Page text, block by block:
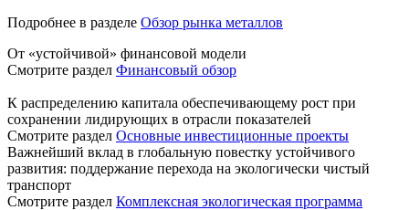
Подробнее в разделе Обзор рынка металлов
От «устойчивой» финансовой модели
Смотрите раздел Финансовый обзор
К распределению капитала обеспечивающему рост при
сохранении лидирующих в отрасли показателей
Смотрите раздел Основные инвестиционные проекты
Важнейший вклад в глобальную повестку устойчивого
развития: поддержание перехода на экологически чистый
транспорт
Смотрите раздел Комплексная экологическая программа